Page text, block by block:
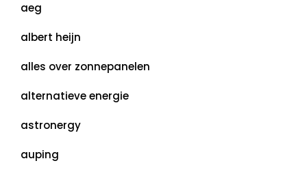
aeg
albert heijn
alles over zonnepanelen
alternatieve energie
astronergy
auping